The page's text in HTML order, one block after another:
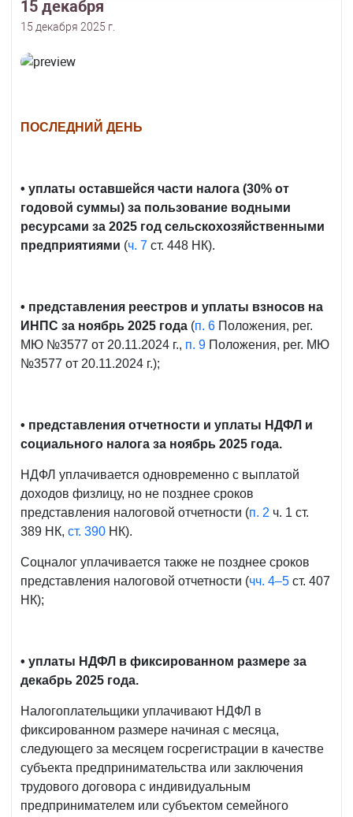
15 декабря
15 декабря 2025 г.
ПОСЛЕДНИЙ ДЕНЬ
• уплаты оставшейся части налога (30% от
годовой суммы) за пользование водными
ресурсами за 2025 год сельскохозяйственными
предприятиями (ч. 7 ст. 448 НК).
• представления реестров и уплаты взносов на
ИНПС за ноябрь 2025 года (п. 6 Положения, рег.
МЮ №3577 от 20.11.2024 г., п. 9 Положения, рег. МЮ
№3577 от 20.11.2024 г.);
• представления отчетности и уплаты НДФЛ и
социального налога за ноябрь 2025 года.
НДФЛ уплачивается одновременно с выплатой
доходов физлицу, но не позднее сроков
представления налоговой отчетности (п. 2 ч. 1 ст.
389 НК, ст. 390 НК).
Соцналог уплачивается также не позднее сроков
представления налоговой отчетности (чч. 4–5 ст. 407
НК);
• уплаты НДФЛ в фиксированном размере за
декабрь 2025 года.
Налогоплательщики уплачивают НДФЛ в
фиксированном размере начиная с месяца,
следующего за месяцем госрегистрации в качестве
субъекта предпринимательства или заключения
трудового договора с индивидуальным
предпринимателем или субъектом семейного